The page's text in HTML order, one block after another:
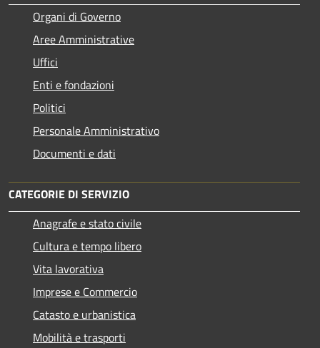
Organi di Governo
Aree Amministrative
Uffici
Enti e fondazioni
Politici
Personale Amministrativo
Documenti e dati
CATEGORIE DI SERVIZIO
Anagrafe e stato civile
Cultura e tempo libero
Vita lavorativa
Imprese e Commercio
Catasto e urbanistica
Mobilità e trasporti